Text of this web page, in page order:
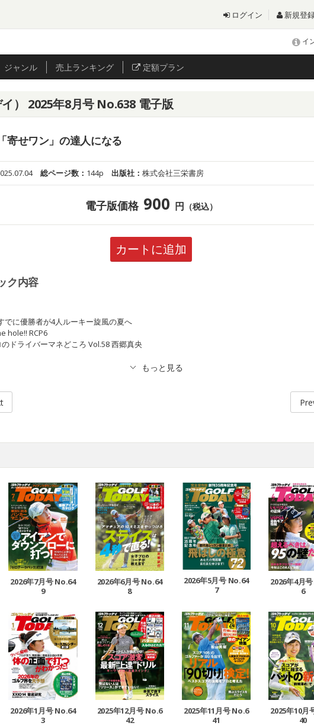
ログイン 新規登
イ
ジャンル 売上ランキング 定額プラン
） 2025年8月号 No.638 電子版
寄せワン」の達人になる
総ページ数： 144p 出版社：株式会社三栄書房
電子版価格 900 円 （税込）
カートに追加
ク内容
でに優勝者が4人ルーキー旋風の夏へ
hole!! RCP6
ドライバーマネどころ Vol.58 西郷真央
2026年7月号 No.64
9
2026年6月号 No.64
8
2026年5月号 No.64
7
2026年4月
6
2026年1月号 No.64
3
2025年12月号 No.6
42
2025年11月号 No.6
41
2025年10月
40